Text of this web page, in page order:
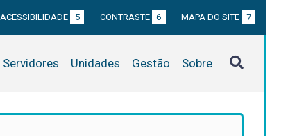
ACESSIBILIDADE 5 CONTRASTE 6 MAPA DO SITE 7
Servidores Unidades Gestão Sobre